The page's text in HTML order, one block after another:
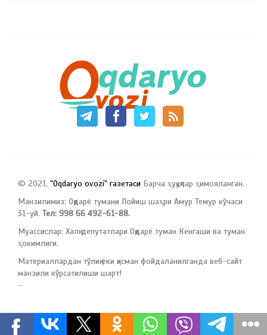
© 2021, "Oqdaryo ovozi" газетаси Барча ҳуқуқлар ҳимояланган.
Манзилимиз: Оқдарё тумани Лойиш шаҳри Амур Темур кўчаси
31-уй. Тел: 998 66 492-61-88.
Муассислар: Халқ депутатлари Оқдарё туман Кенгаши ва туман
ҳокимлиги.
Материаллардан тўлиқ ёки қисман фойдаланилганда веб-сайт
манзили кўрсатилиши шарт!